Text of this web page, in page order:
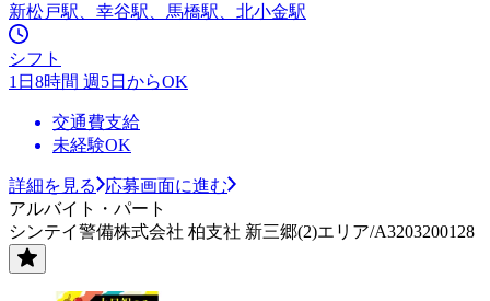
新松戸駅、幸谷駅、馬橋駅、北小金駅
シフト
1日8時間 週5日からOK
交通費支給
未経験OK
詳細を見る
応募画面に進む
アルバイト・パート
シンテイ警備株式会社 柏支社 新三郷(2)エリア/A3203200128